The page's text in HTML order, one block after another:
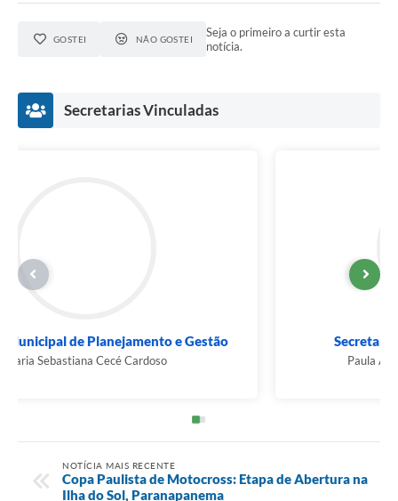
GOSTEI NÃO GOSTEI
Seja o primeiro a curtir esta
notícia.
Secretarias Vinculadas
Secretaria Municipal de Planejamento e Gestão
Maria Sebastiana Cecé Cardoso
NOTÍCIA MAIS RECENTE
Copa Paulista de Motocross: Etapa de Abertura na
Ilha do Sol, Paranapanema